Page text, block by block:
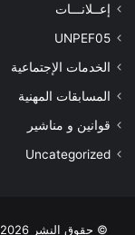
إعــلانـــات
UNPEF05
الخدمات الإجتماعية
المسابقات المهنية
قوانين و مناشير
Uncategorized